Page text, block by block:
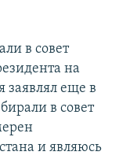
в совет
на
заявлял еще в
в совет
и являюсь